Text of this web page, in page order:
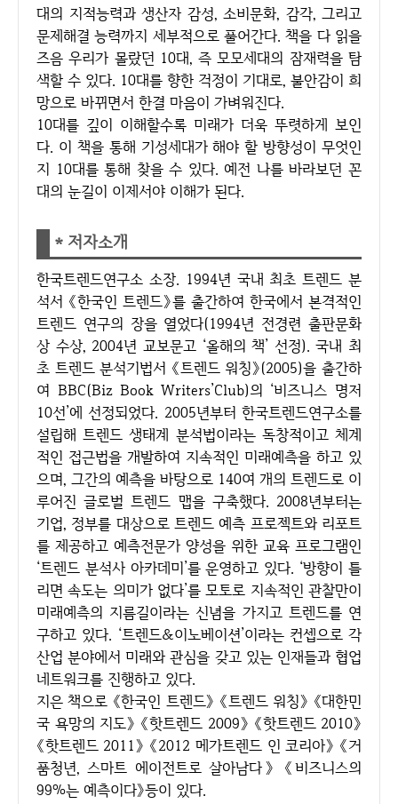
대의 지적능력과 생산자 감성, 소비문화, 감각, 그리고
문제해결 능력까지 세부적으로 풀어간다. 책을 다 읽을
즈음 우리가 몰랐던 10대, 즉 모모세대의 잠재력을 탐
색할 수 있다. 10대를 향한 걱정이 기대로, 불안감이 희
망으로 바뀌면서 한결 마음이 가벼워진다.
10대를 깊이 이해할수록 미래가 더욱 뚜렷하게 보인
다. 이 책을 통해 기성세대가 해야 할 방향성이 무엇인
지 10대를 통해 찾을 수 있다. 예전 나를 바라보던 꼰
대의 눈길이 이제서야 이해가 된다.
* 저자소개
한국트렌드연구소 소장. 1994년 국내 최초 트렌드 분
석서 《한국인 트렌드》를 출간하여 한국에서 본격적인
트렌드 연구의 장을 열었다(1994년 전경련 출판문화
상 수상, 2004년 교보문고 ‘올해의 책’ 선정). 국내 최
초 트렌드 분석기법서 《트렌드 워칭》(2005)을 출간하
여 BBC(Biz Book Writers’Club)의 ‘비즈니스 명저
10선’에 선정되었다. 2005년부터 한국트렌드연구소를
설립해 트렌드 생태계 분석법이라는 독창적이고 체계
적인 접근법을 개발하여 지속적인 미래예측을 하고 있
으며, 그간의 예측을 바탕으로 140여 개의 트렌드로 이
루어진 글로벌 트렌드 맵을 구축했다. 2008년부터는
기업, 정부를 대상으로 트렌드 예측 프로젝트와 리포트
를 제공하고 예측전문가 양성을 위한 교육 프로그램인
‘트렌드 분석사 아카데미’를 운영하고 있다. ‘방향이 틀
리면 속도는 의미가 없다’를 모토로 지속적인 관찰만이
미래예측의 지름길이라는 신념을 가지고 트렌드를 연
구하고 있다. ‘트렌드&이노베이션’이라는 컨셉으로 각
산업 분야에서 미래와 관심을 갖고 있는 인재들과 협업
네트워크를 진행하고 있다.
지은 책으로 《한국인 트렌드》 《트렌드 워칭》 《대한민
국 욕망의 지도》 《핫트렌드 2009》 《핫트렌드 2010》
《핫트렌드 2011》 《2012 메가트렌드 인 코리아》 《거
품청년, 스마트 에이전트로 살아남다》 《비즈니스의
99%는 예측이다》등이 있다.